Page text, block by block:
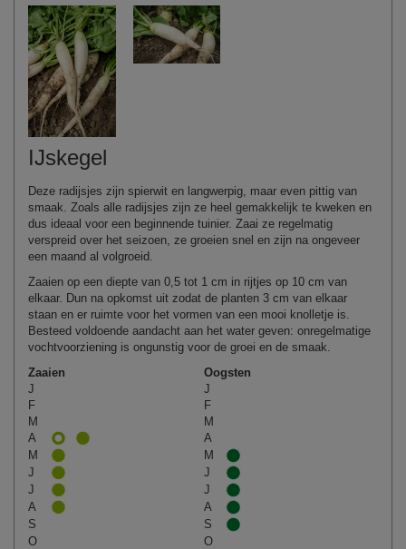
IJskegel
Deze radijsjes zijn spierwit en langwerpig, maar even pittig van
smaak. Zoals alle radijsjes zijn ze heel gemakkelijk te kweken en
dus ideaal voor een beginnende tuinier. Zaai ze regelmatig
verspreid over het seizoen, ze groeien snel en zijn na ongeveer
een maand al volgroeid.
Zaaien op een diepte van 0,5 tot 1 cm in rijtjes op 10 cm van
elkaar. Dun na opkomst uit zodat de planten 3 cm van elkaar
staan en er ruimte voor het vormen van een mooi knolletje is.
Besteed voldoende aandacht aan het water geven: onregelmatige
vochtvoorziening is ongunstig voor de groei en de smaak.
Zaaien
Oogsten
J
J
F
F
M
M
A
A
M
M
J
J
J
J
A
A
S
S
O
O